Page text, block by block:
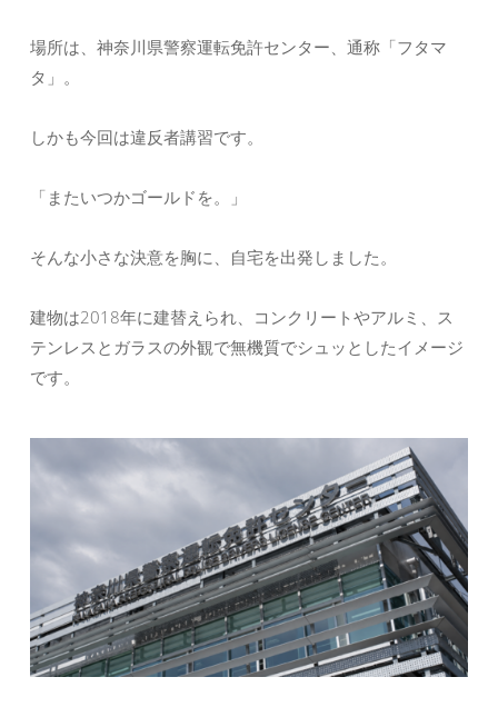
場所は、神奈川県警察運転免許センター、通称「フタマ
タ」。
しかも今回は違反者講習です。
「またいつかゴールドを。」
そんな小さな決意を胸に、自宅を出発しました。
建物は2018年に建替えられ、コンクリートやアルミ、ス
テンレスとガラスの外観で無機質でシュッとしたイメージ
です。